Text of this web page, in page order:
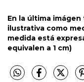
En la última
ilustrativa como
medida está
equivalen a 1 cm)